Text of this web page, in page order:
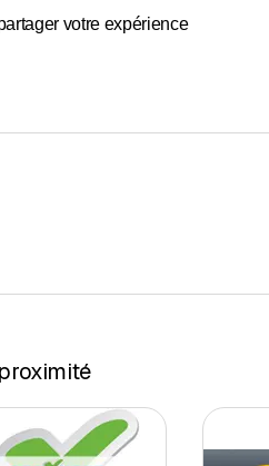
votre expérience